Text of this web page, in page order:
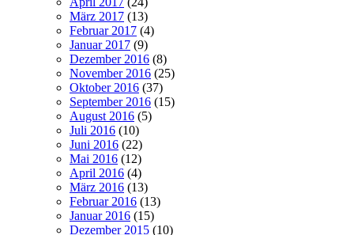
März 2017 (13)
Februar 2017 (4)
Januar 2017 (9)
Dezember 2016 (8)
November 2016 (25)
Oktober 2016 (37)
September 2016 (15)
August 2016 (5)
Juli 2016 (10)
Juni 2016 (22)
Mai 2016 (12)
April 2016 (4)
März 2016 (13)
Februar 2016 (13)
Januar 2016 (15)
Dezember 2015 (10)